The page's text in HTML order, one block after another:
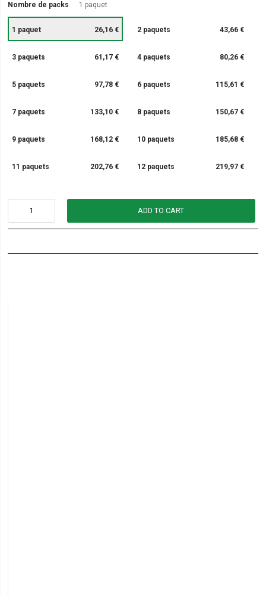
Nombre de packs 1 paquet
1 paquet 26,16 € 2 paquets 43,66 €
3 paquets 61,17 € 4 paquets 80,26 €
5 paquets 97,78 € 6 paquets 115,61 €
7 paquets 133,10 € 8 paquets 150,67 €
9 paquets 168,12 € 10 paquets 185,68 €
11 paquets 202,76 € 12 paquets 219,97 €
ADD TO CART